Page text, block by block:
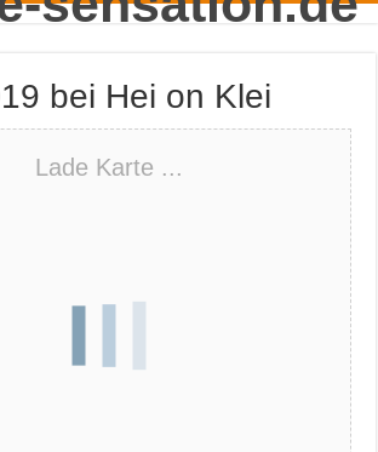
bei Hei on Klei
Lade Karte ...